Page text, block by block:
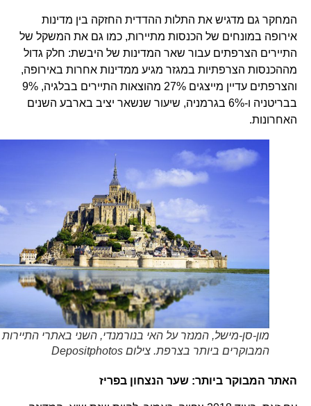
המחקר גם מדגיש את התלות ההדדית החזקה בין מדינות
אירופה במונחים של הכנסות מתיירות, כמו גם את המשקל של
התיירים הצרפתים עבור שאר המדינות של היבשת: חלק גדול
מההכנסות הצרפתיות במגזר מגיע ממדינות אחרות באירופה,
והצרפתים עדיין מייצגים 27% מהוצאות התיירים בבלגיה, 9%
בבריטניה ו-6% בגרמניה, שיעור שנשאר יציב בארבע השנים
האחרונות.
מון-סן-מישל, המנזר על האי בנורמנדי, השני באתרי התיירות
המבוקרים ביותר בצרפת. צילום Depositphotos
האתר המבוקר ביותר: שער הנצחון בפריז